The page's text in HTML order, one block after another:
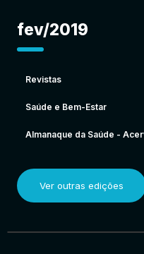
fev/2019
Revistas
Saúde e Bem-Estar
Almanaque da Saúde -
Ver outras edições